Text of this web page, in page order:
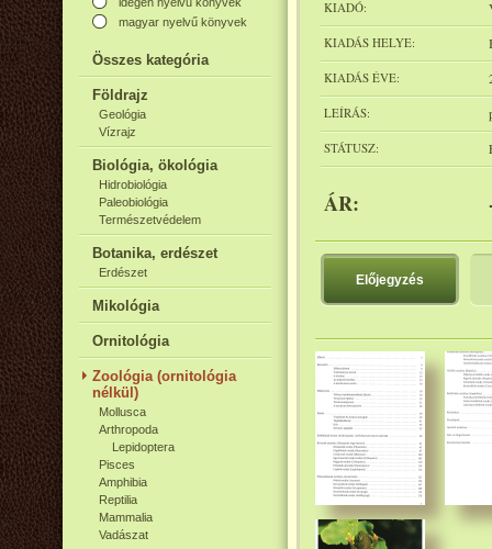
magyar nyelvű könyvek
Összes kategória
Földrajz
Geológia
Vízrajz
Biológia, ökológia
Hidrobiológia
Paleobiológia
Természetvédelem
Botanika, erdészet
Erdészet
Mikológia
Ornitológia
Zoológia (ornitológia
nélkül)
Mollusca
Arthropoda
Lepidoptera
Pisces
Amphibia
Reptilia
Mammalia
Vadászat
KIADÓ:
KIADÁS HELYE:
KIADÁS ÉVE:
LEÍRÁS:
STÁTUSZ:
ÁR:
Előjegyzés